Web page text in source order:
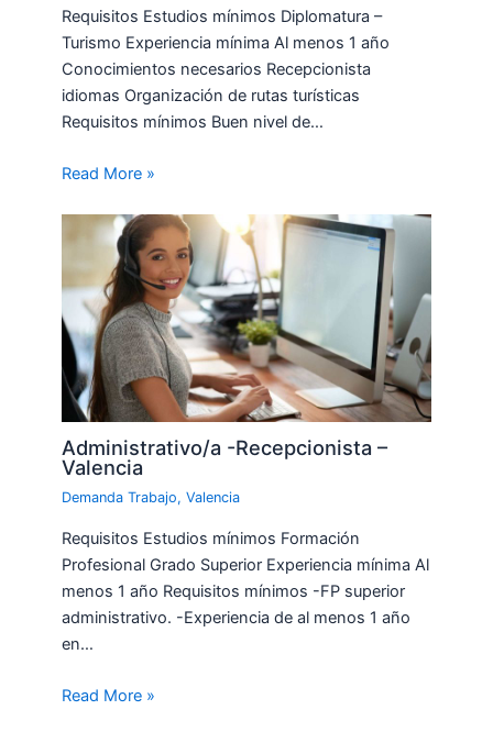
Requisitos Estudios mínimos Diplomatura –
Turismo Experiencia mínima Al menos 1 año
Conocimientos necesarios Recepcionista
idiomas Organización de rutas turísticas
Requisitos mínimos Buen nivel de…
Read More »
Administrativo/a -Recepcionista –
Valencia
Demanda Trabajo,Valencia
Requisitos Estudios mínimos Formación
Profesional Grado Superior Experiencia mínima Al
menos 1 año Requisitos mínimos -FP superior
administrativo. -Experiencia de al menos 1 año
en…
Read More »